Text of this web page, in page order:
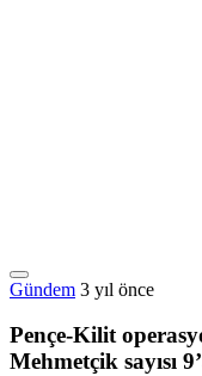
Gündem 3 yıl önce
Pençe-Kilit
Mehmetçik sayısı